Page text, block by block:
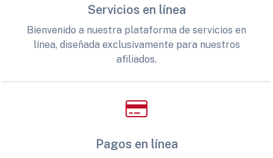
Servicios en línea
Bienvenido a nuestra plataforma de servicios en
línea, diseñada exclusivamente para nuestros
afiliados.
Pagos en línea